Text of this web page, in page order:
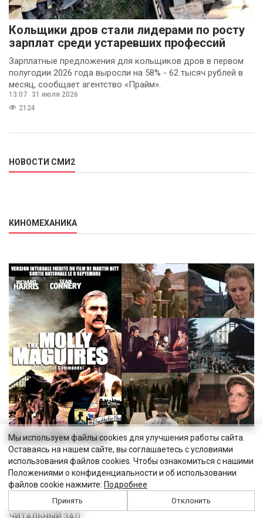
Кольщики дров стали лидерами по росту
зарплат среди устаревших профессий
Зарплатные предложения для кольщиков дров в первом
полугодии 2026 года выросли на 58% - 62 тысяч рублей в
месяц, сообщает агентство «Прайм».
13:07
31 июля 2026
2124
НОВОСТИ СМИ2
КИНОМЕХАНИКА
Молли Магуайерс
Мы используем файлы cookies для улучшения работы сайта.
Оставаясь на нашем сайте, вы соглашаетесь с условиями
использования файлов cookies. Чтобы ознакомиться с нашими
Положениями о конфиденциальности и об использовании
файлов cookie нажмите: Подробнее
Принять Отклонить